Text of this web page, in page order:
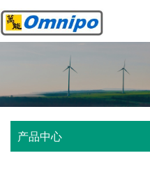
产品中心